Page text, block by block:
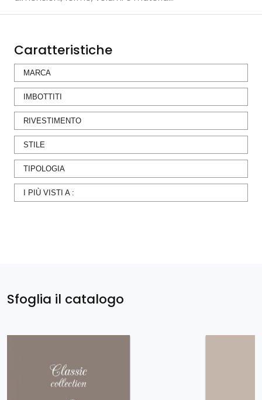
Caratteristiche
MARCA
IMBOTTITI
RIVESTIMENTO
STILE
TIPOLOGIA
I PIÙ VISTI A :
Sfoglia il catalogo